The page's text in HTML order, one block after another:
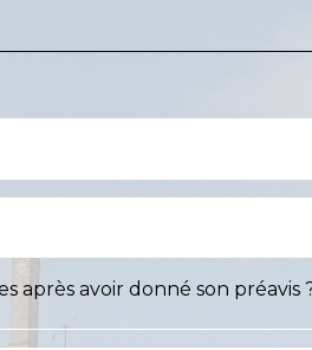
après avoir donné son préavis